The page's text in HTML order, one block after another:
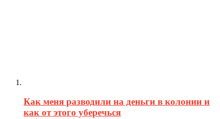
Как меня разводили на деньги в колонии и
как от этого уберечься